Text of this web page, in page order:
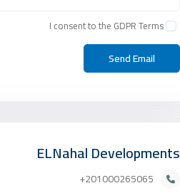
I consent to the GDPR Terms
ELNahal Developments
201000265065+